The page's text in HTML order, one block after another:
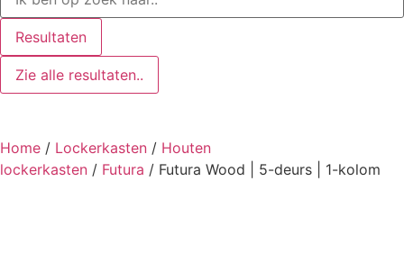
Resultaten
Zie alle resultaten..
Home / Lockerkasten / Houten
lockerkasten / Futura / Futura Wood | 5-deurs | 1-kolom